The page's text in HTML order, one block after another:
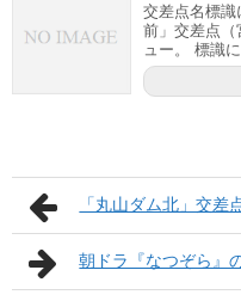
交差点名標識
前」交差点（
ュー。 標識
「丸山ダム北」交差
朝ドラ『なつぞら』